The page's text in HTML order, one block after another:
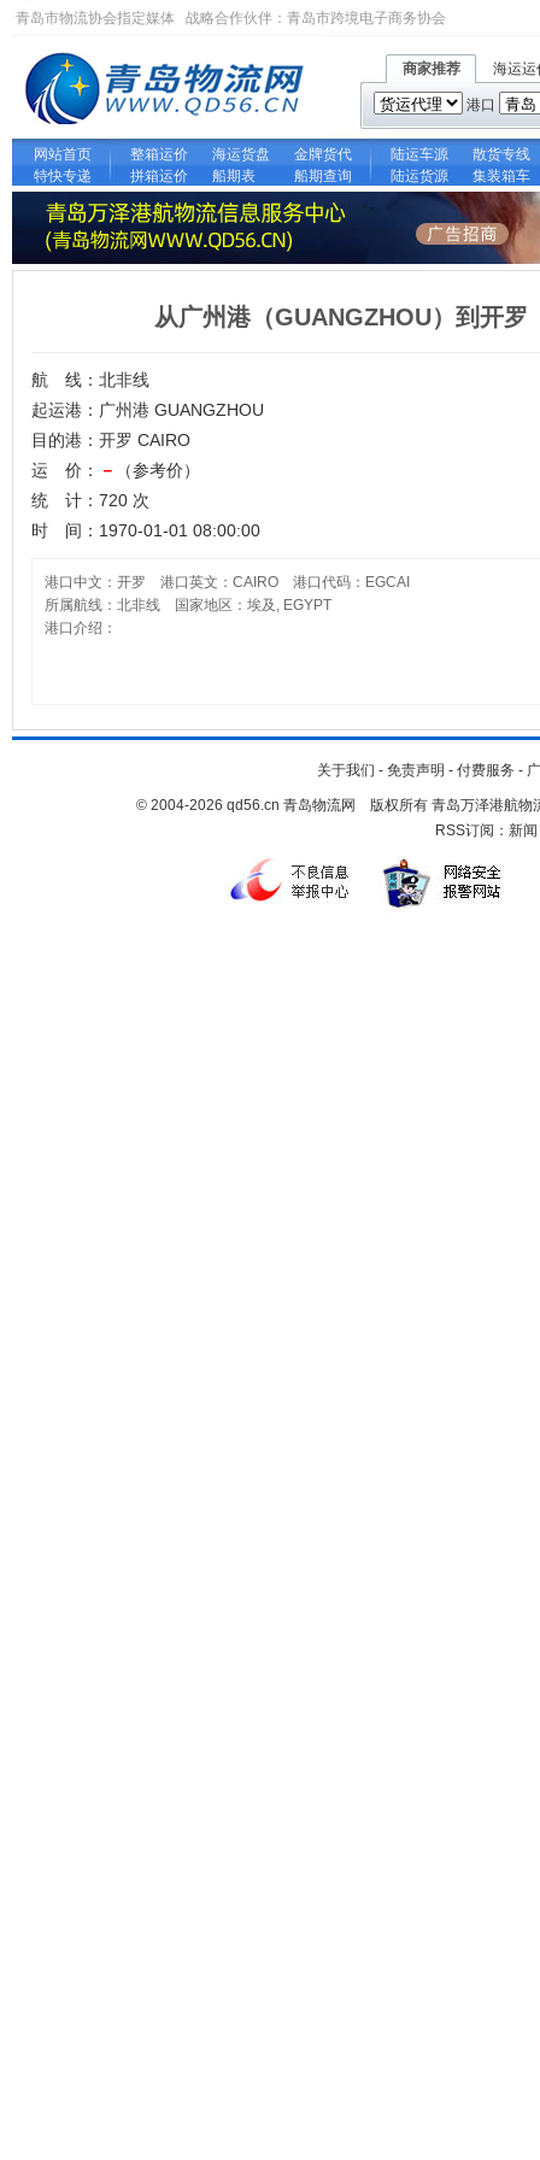
青岛市物流协会指定媒体 战略合作伙伴： 青岛市跨境电子商务协会
商家推荐 海运运
港口
网站首页 整箱运价 海运货盘 金牌货代 陆运车源
散货专线
特快专递
拼箱运价 船期表 船期查询 陆运货源 集装箱车
从广州港（GUANGZHOU）到开
航 线：北非线
起运港：广州港 GUANGZHOU
目的港：开罗 CAIRO
运 价：
－
（参考价）
统 计：720 次
时 间：1970-01-01 08:00:00
港口中文：开罗 港口英文：CAIRO 港口代码：EGCAI
所属航线：北非线 国家地区：埃及, EGYPT
港口介绍：
关于我们 - 免责声明 - 付费服务 -
© 2004-2026 qd56.cn 青岛物流网 版权所有 青岛万泽港航物
RSS订阅： 新闻